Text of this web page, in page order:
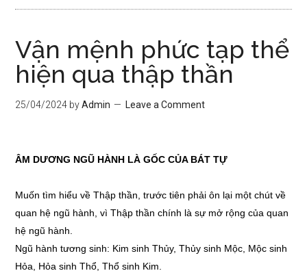
Vận mệnh phức tạp thể
hiện qua thập thần
25/04/2024 byAdmin Leave a Comment
ÂM DƯƠNG NGŨ HÀNH LÀ GỐC CỦA BÁT TỰ
Muốn tìm hiểu về Thập thần, trước tiên phải ôn lại một chút về
quan hệ ngũ hành, vì Thập thần chính là sự mở rộng của quan
hệ ngũ hành.
Ngũ hành tương sinh: Kim sinh Thủy, Thủy sinh Mộc, Mộc sinh
Hỏa, Hỏa sinh Thổ, Thổ sinh Kim.